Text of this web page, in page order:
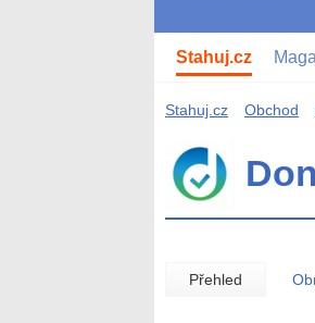
Stahuj.cz
Stahuj.cz Obchod
Přehled